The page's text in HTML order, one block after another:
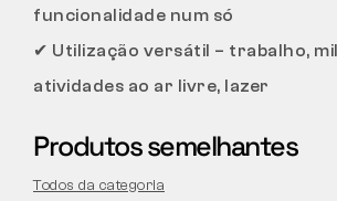
funcionalidade num só
✔ Utilização versátil – trabalho,
atividades ao ar livre, lazer
Produtos semelhantes
Todos da categoria